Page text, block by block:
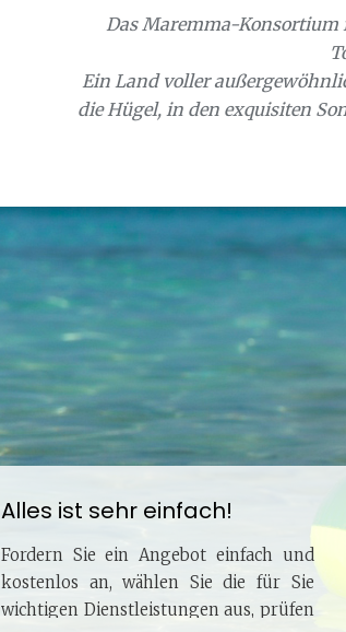
Das Maremma-Konsortium
Ein Land voller
die Hügel, in den exquisiten
Alles ist sehr einfach!
Fordern Sie ein Angebot einfach und
kostenlos an, wählen Sie die für Sie
wichtigen Dienstleistungen aus, prüfen